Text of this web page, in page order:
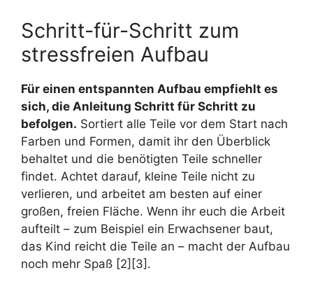
Schritt-für-Schritt zum
stressfreien Aufbau
Für einen entspannten Aufbau empfiehlt es
sich, die Anleitung Schritt für Schritt zu
befolgen. Sortiert alle Teile vor dem Start nach
Farben und Formen, damit ihr den Überblick
behaltet und die benötigten Teile schneller
findet. Achtet darauf, kleine Teile nicht zu
verlieren, und arbeitet am besten auf einer
großen, freien Fläche. Wenn ihr euch die Arbeit
aufteilt – zum Beispiel ein Erwachsener baut,
das Kind reicht die Teile an – macht der Aufbau
noch mehr Spaß [2][3].